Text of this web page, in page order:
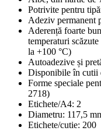
Potrivite pentru
Adeziv permanent
Aderență foarte
temperaturi
la +100 °C)
Autoadezive și
Disponibile în cutii
Forme speciale
2718)
Etichete/A4: 2
Diametru: 117,5
Etichete/cutie: 200